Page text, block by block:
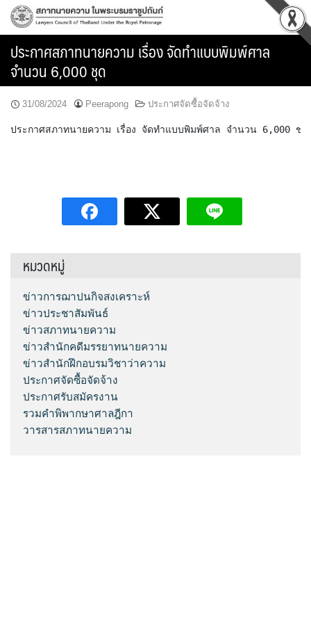
Skip
ประกาศสภาทนายความ เรื่อง จัดทำแบบพิมพ์ศาล
จำนวน 6,000 ชุด
31/08/2024 Peerapong ประกาศจัดซื้อจัดจ้าง
ประกาศสภาทนายความ เรื่อง จัดทำแบบพิมพ์ศาล จำนวน 6,000 ชุด
หมวดหมู่
ข่าวการฌาปนกิจสงเคราะห์
ข่าวประชาสัมพันธ์
ข่าวสภาทนายความ
ข่าวสำนักคดีมรรยาทนายความ
ข่าวสำนักฝึกอบรมวิชาว่าความ
ประกาศจัดซื้อจัดจ้าง
ประกาศรับสมัครงาน
รวมคำพิพากษาศาลฎีกา
วารสารสภาทนายความ